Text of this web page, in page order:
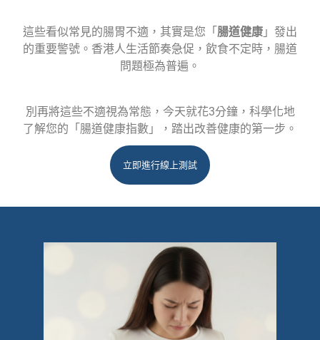
這些看似常見的腸胃不適，其實是您「 腸道健康 」發出
的重要警號。香港人生活節奏急促，飲食不定時，腸道
問題極為普遍。
別再將這些不適視為常態，今天就花3分鐘，科學化地
了解您的「腸道健康指數」，踏出改善健康的第一步。
立即進行線上測試